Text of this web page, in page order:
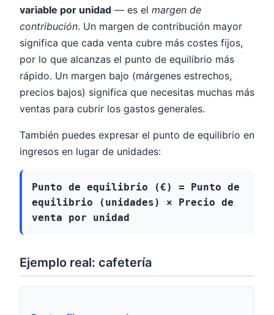
variable por unidad — es el margen de
contribución. Un margen de contribución mayor
significa que cada venta cubre más costes fijos,
por lo que alcanzas el punto de equilibrio más
rápido. Un margen bajo (márgenes estrechos,
precios bajos) significa que necesitas muchas más
ventas para cubrir los gastos generales.
También puedes expresar el punto de equilibrio en
ingresos en lugar de unidades:
Punto de equilibrio (€) = Punto de
equilibrio (unidades) × Precio de
venta por unidad
Ejemplo real: cafetería